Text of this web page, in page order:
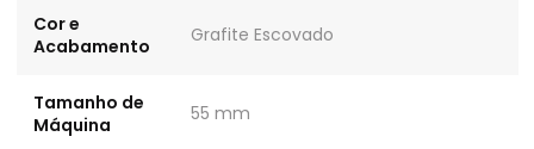
Cor e
Acabamento
Grafite Escovado
Tamanho de
Máquina
55 mm